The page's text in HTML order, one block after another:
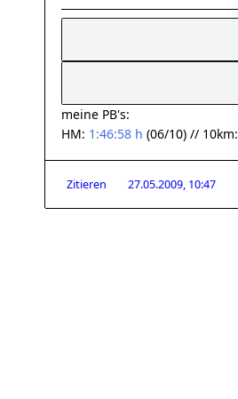
meine PB's:
HM: 1:46:58 h (06/10) // 10km:
Zitieren 27.05.2009, 10:47